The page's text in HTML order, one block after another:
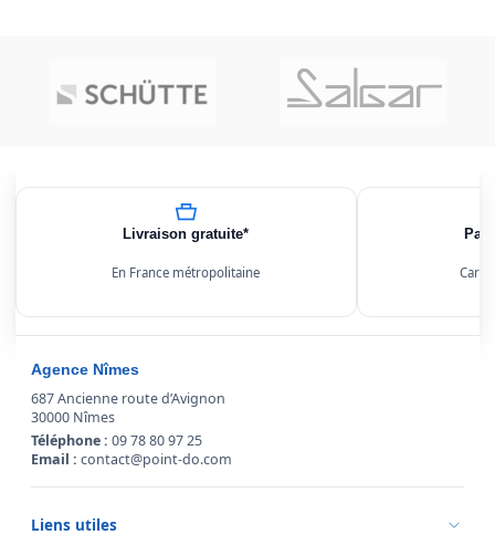
Livraison gratuite*
En France métropolitaine
Agence Nîmes
687 Ancienne route d’Avignon
30000 Nîmes
Téléphone : 09 78 80 97 25
Email : contact@point-do.com
Liens utiles